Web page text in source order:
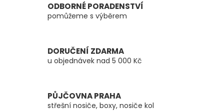
ODBORNÉ PORADENSTVÍ
pomůžeme s výběrem
DORUČENÍ ZDARMA
u objednávek nad 5 000 Kč
PŮJČOVNA PRAHA
střešní nosiče, boxy, nosiče kol